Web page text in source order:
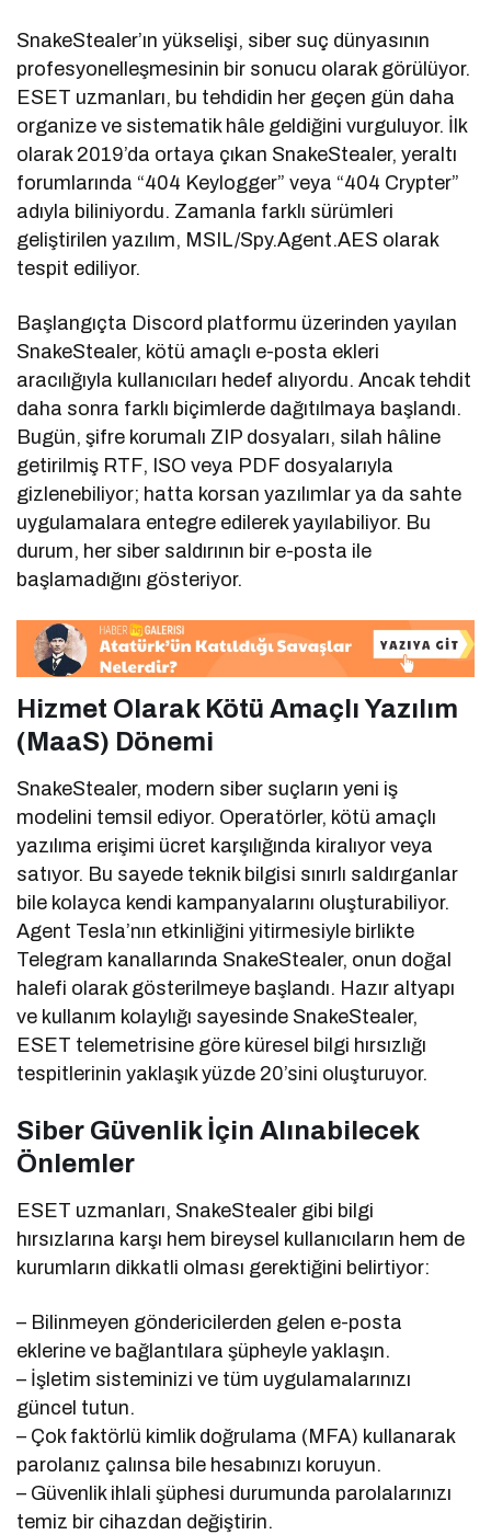
SnakeStealer’ın yükselişi, siber suç dünyasının
profesyonelleşmesinin bir sonucu olarak görülüyor.
ESET uzmanları, bu tehdidin her geçen gün daha
organize ve sistematik hâle geldiğini vurguluyor. İlk
olarak 2019’da ortaya çıkan SnakeStealer, yeraltı
forumlarında “404 Keylogger” veya “404 Crypter”
adıyla biliniyordu. Zamanla farklı sürümleri
geliştirilen yazılım, MSIL/Spy.Agent.AES olarak
tespit ediliyor.
Başlangıçta Discord platformu üzerinden yayılan
SnakeStealer, kötü amaçlı e-posta ekleri
aracılığıyla kullanıcıları hedef alıyordu. Ancak tehdit
daha sonra farklı biçimlerde dağıtılmaya başlandı.
Bugün, şifre korumalı ZIP dosyaları, silah hâline
getirilmiş RTF, ISO veya PDF dosyalarıyla
gizlenebiliyor; hatta korsan yazılımlar ya da sahte
uygulamalara entegre edilerek yayılabiliyor. Bu
durum, her siber saldırının bir e-posta ile
başlamadığını gösteriyor.
Hizmet Olarak Kötü Amaçlı Yazılım
(MaaS) Dönemi
SnakeStealer, modern siber suçların yeni iş
modelini temsil ediyor. Operatörler, kötü amaçlı
yazılıma erişimi ücret karşılığında kiralıyor veya
satıyor. Bu sayede teknik bilgisi sınırlı saldırganlar
bile kolayca kendi kampanyalarını oluşturabiliyor.
Agent Tesla’nın etkinliğini yitirmesiyle birlikte
Telegram kanallarında SnakeStealer, onun doğal
halefi olarak gösterilmeye başlandı. Hazır altyapı
ve kullanım kolaylığı sayesinde SnakeStealer,
ESET telemetrisine göre küresel bilgi hırsızlığı
tespitlerinin yaklaşık yüzde 20’sini oluşturuyor.
Siber Güvenlik İçin Alınabilecek
Önlemler
ESET uzmanları, SnakeStealer gibi bilgi
hırsızlarına karşı hem bireysel kullanıcıların hem de
kurumların dikkatli olması gerektiğini belirtiyor:
– Bilinmeyen göndericilerden gelen e-posta
eklerine ve bağlantılara şüpheyle yaklaşın.
– İşletim sisteminizi ve tüm uygulamalarınızı
güncel tutun.
– Çok faktörlü kimlik doğrulama (MFA) kullanarak
parolanız çalınsa bile hesabınızı koruyun.
– Güvenlik ihlali şüphesi durumunda parolalarınızı
temiz bir cihazdan değiştirin.